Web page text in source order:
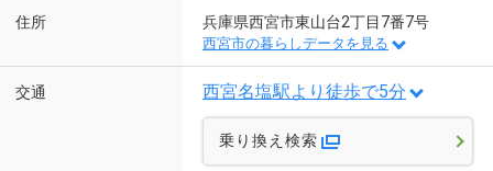
住所 兵庫県西宮市東山台2丁目7番7号
西宮市の暮らしデータを見る
交通 西宮名塩駅より徒歩で5分
乗り換え検索